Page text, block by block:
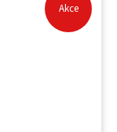
Akce